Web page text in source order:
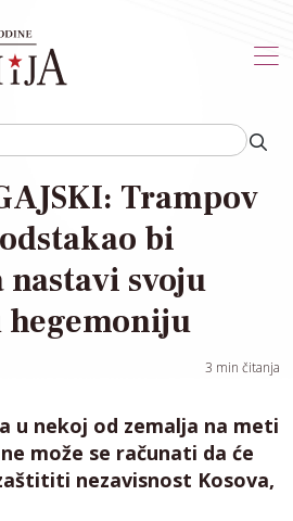
Trampov
bi
nastavi svoju
3 min čitanja
u nekoj od zemalja na meti
može se računati da će
nezavisnost Kosova,